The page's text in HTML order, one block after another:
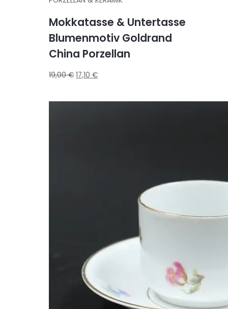
Mokkatasse & Untertasse
Blumenmotiv Goldrand
China Porzellan
19,00€ 17,10€